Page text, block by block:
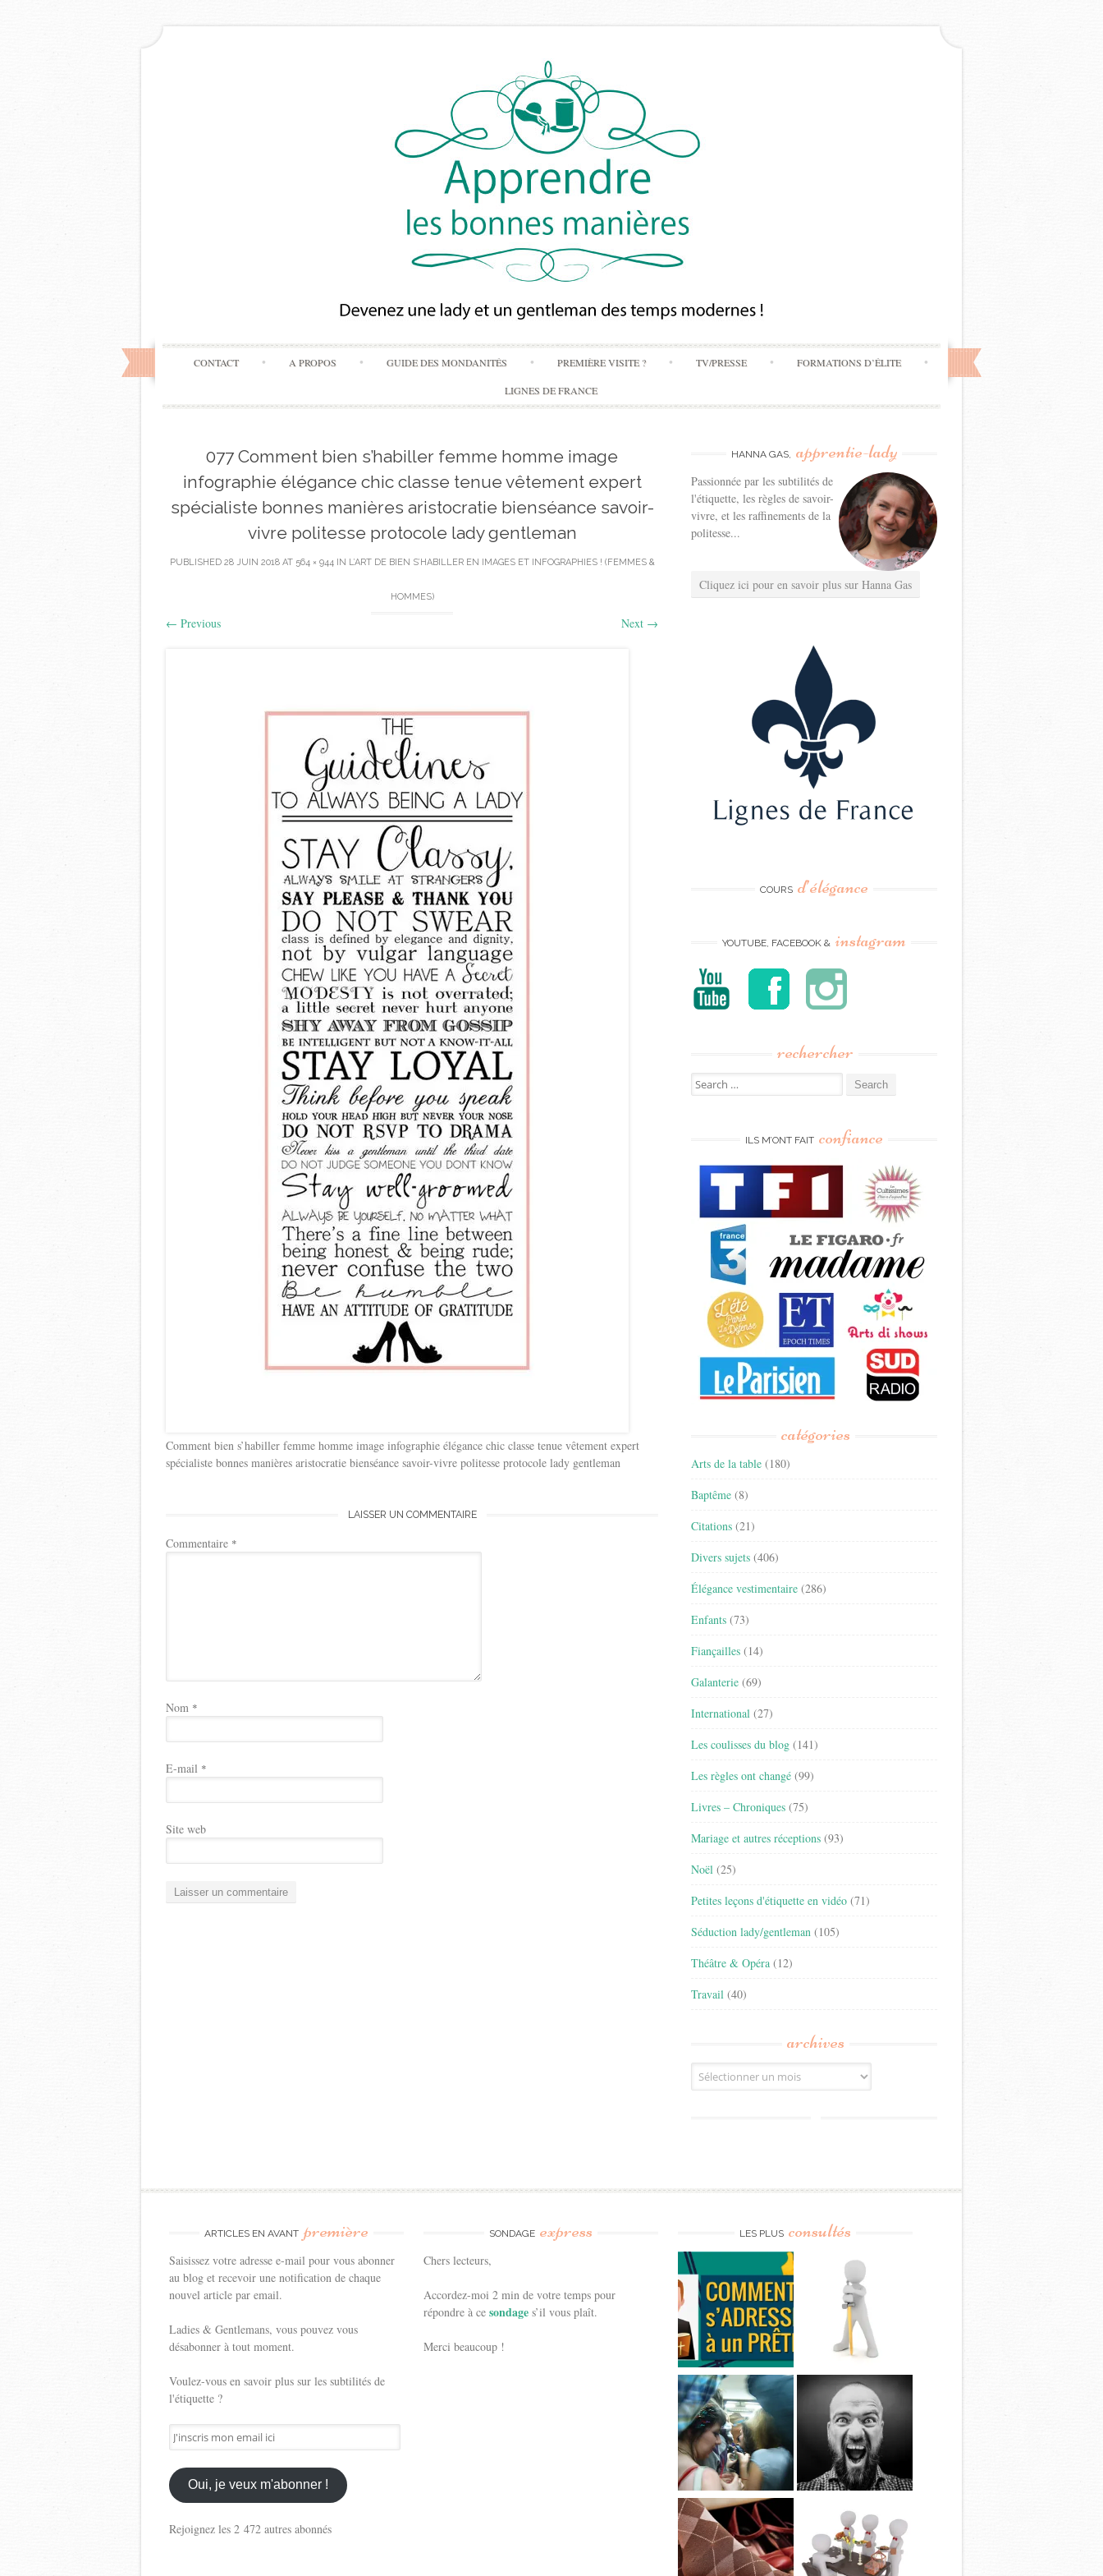
Skip
to
content
CONTACT A PROPOS GUIDE DES MONDANITÉS PREMIÈRE VISITE ? TV/PRESSE FORMATIONS D’ÉLITE
LIGNES DE FRANCE
077 Comment bien s’habiller femme homme image
infographie élégance chic classe tenue vêtement expert
spécialiste bonnes manières aristocratie bienséance savoir-
vivre politesse protocole lady gentleman
PUBLISHED 28 JUIN 2018AT 564 × 944IN L’ART DE BIEN S’HABILLER EN IMAGES ET INFOGRAPHIES ! (FEMMES &
HOMMES)
← Previous Next →
Comment bien s’habiller femme homme image infographie élégance chic classe tenue vêtement expert
spécialiste bonnes manières aristocratie bienséance savoir-vivre politesse protocole lady gentleman
LAISSER UN COMMENTAIRE
Commentaire *
Nom *
E-mail *
Site web
HANNA GAS, apprentie-lady
Passionnée par les subtilités de
l'étiquette, les règles de savoir-
vivre, et les raffinements de la
politesse...
Cliquez ici pour en savoir plus sur Hanna Gas
COURS d’élégance
YOUTUBE, FACEBOOK & instagram
rechercher
Search
for:
ILS M’ONT FAIT confiance
catégories
Arts de la table (180)
Baptême (8)
Citations (21)
Divers sujets (406)
Élégance vestimentaire (286)
Enfants (73)
Fiançailles (14)
Galanterie (69)
International (27)
Les coulisses du blog (141)
Les règles ont changé (99)
Livres – Chroniques (75)
Mariage et autres réceptions (93)
Noël (25)
Petites leçons d'étiquette en vidéo (71)
Séduction lady/gentleman (105)
Théâtre & Opéra (12)
Travail (40)
archives
Archives
ARTICLES EN AVANT première
Saisissez votre adresse e-mail pour vous abonner
au blog et recevoir une notification de chaque
nouvel article par email.
Ladies & Gentlemans, vous pouvez vous
désabonner à tout moment.
Voulez-vous en savoir plus sur les subtilités de
l'étiquette ?
J'inscris
mon
email
ici
Oui, je veux m'abonner !
Rejoignez les 2 472 autres abonnés
SONDAGE express
Chers lecteurs,
Accordez-moi 2 min de votre temps pour
répondre à cesondages’il vous plaît.
Merci beaucoup !
LES PLUS consultés